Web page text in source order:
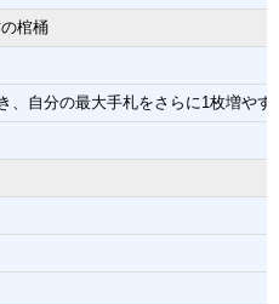
棺桶
、自分の最大手札をさらに1枚増やす